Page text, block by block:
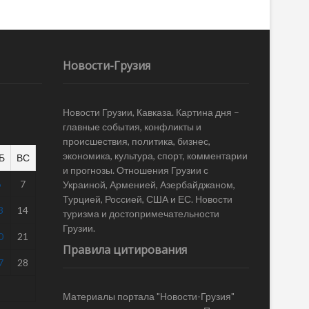
ВС
7
14
21
28
Новости-Грузия
Новости Грузии, Кавказа. Картина дня –
главные события, конфликты и
происшествия, политика, бизнес,
экономика, культура, спорт, комментарии
и прогнозы. Отношения Грузии с
Украиной, Арменией, Азербайджаном,
Турцией, Россией, США и ЕС. Новости
туризма и достопримечательности
Грузии.
Правила цитирования
Материалы портала "Новости-Грузия"